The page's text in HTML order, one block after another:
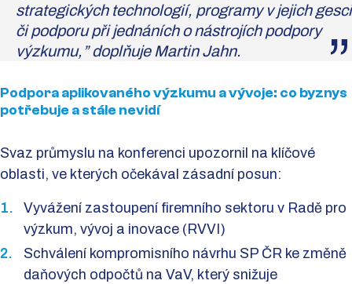
strategických technologií, programy v jejich gesci
či podporu při jednáních o nástrojích podpory
výzkumu,” doplňuje Martin Jahn.
Podpora aplikovaného výzkumu a vývoje: co byznys
potřebuje a stále nevidí
Svaz průmyslu na konferenci upozornil na klíčové
oblasti, ve kterých očekával zásadní posun:
Vyvážení zastoupení firemního sektoru v Radě pro
výzkum, vývoj a inovace (RVVI)
Schválení kompromisního návrhu SP ČR ke změně
daňových odpočtů na VaV, který snižuje